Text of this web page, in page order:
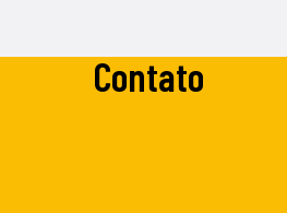
Contato